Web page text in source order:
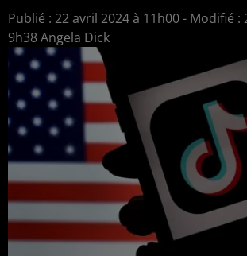
Publié : 22 avril 2024 à 11h00 - Modifié :
9h38 Angela Dick